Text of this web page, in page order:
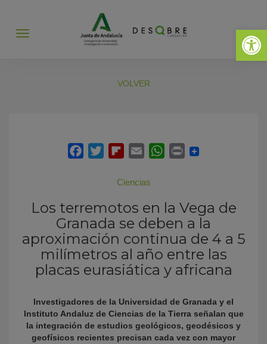
Abrir
Abrir
VOLVER
Ciencias
Los terremotos en la Vega de
Granada se deben a la
aproximación continua de 4 a 5
milímetros al año entre las
placas eurasiática y africana
Investigadores de la Universidad de Granada y el
Instituto Andaluz de Ciencias de la Tierra señalan que
la integración de estudios geológicos, geodésicos y
geofísicos recientes precisan cada vez con mayor